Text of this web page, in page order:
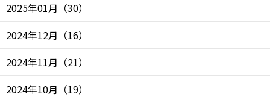
2025年01月 （30）
2024年12月 （16）
2024年11月 （21）
2024年10月 （19）